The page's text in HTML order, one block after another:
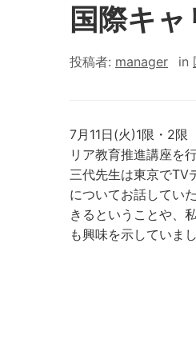
国際キ
投稿者: manager in
7月11日(火)1限・2
リア教育推進講座を
三代先生は東京でTV
についてお話してい
きるということや、
も興味を示していま